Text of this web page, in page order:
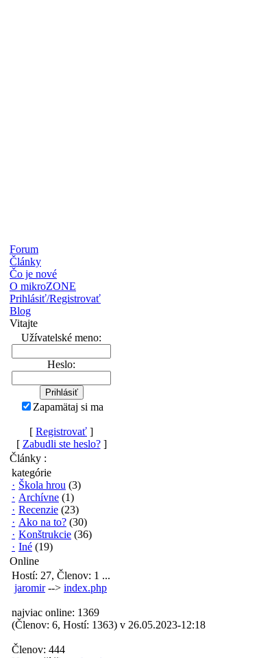
Forum
Články
Čo je nové
O mikroZONE
Prihlásiť/Registrovať
Blog
Vitajte
Užívatelské meno:
Heslo:
Zapamätaj si ma
[ Registrovať ]
[ Zabudli ste heslo?]
Články :
kategórie
· Škola hrou (3)
· Archívne (1)
· Recenzie (23)
· Ako na to? (30)
· Konštrukcie (36)
· Iné (19)
Online
Hostí: 27, Členov: 1 ...
jaromir--> index.php
najviac online: 1369
(Členov: 6, Hostí: 1363) v 26.05.2023-12:18
Členov: 444